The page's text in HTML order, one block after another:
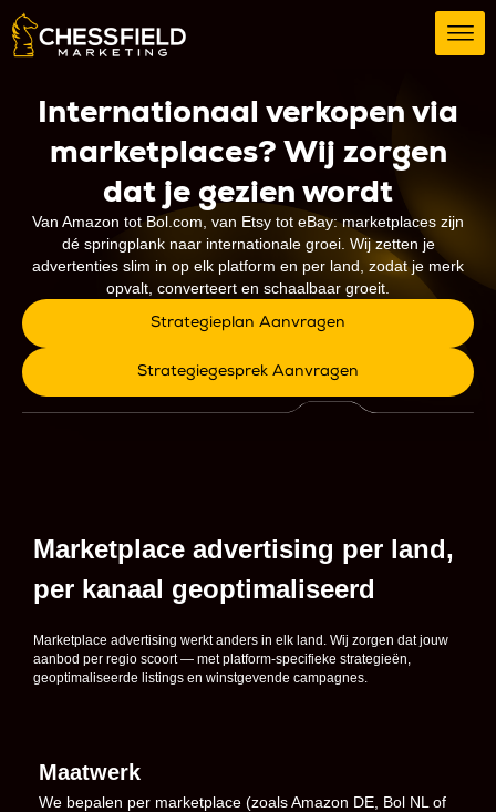
Internationaal verkopen via
marketplaces? Wij zorgen
dat je gezien wordt
Van Amazon tot Bol.com, van Etsy tot eBay: marketplaces zijn
dé springplank naar internationale groei. Wij zetten je
advertenties slim in op elk platform en per land, zodat je merk
opvalt, converteert en schaalbaar groeit.
Strategieplan Aanvragen
Strategiegesprek Aanvragen
Marketplace advertising per land,
per kanaal geoptimaliseerd
Marketplace advertising werkt anders in elk land. Wij zorgen dat jouw
aanbod per regio scoort — met platform-specifieke strategieën,
geoptimaliseerde listings en winstgevende campagnes.
Maatwerk
We bepalen per marketplace (zoals Amazon DE, Bol NL of